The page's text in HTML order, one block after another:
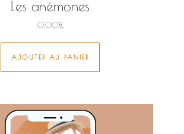
Les anémones
0,00€
AJOUTER AU PANIER